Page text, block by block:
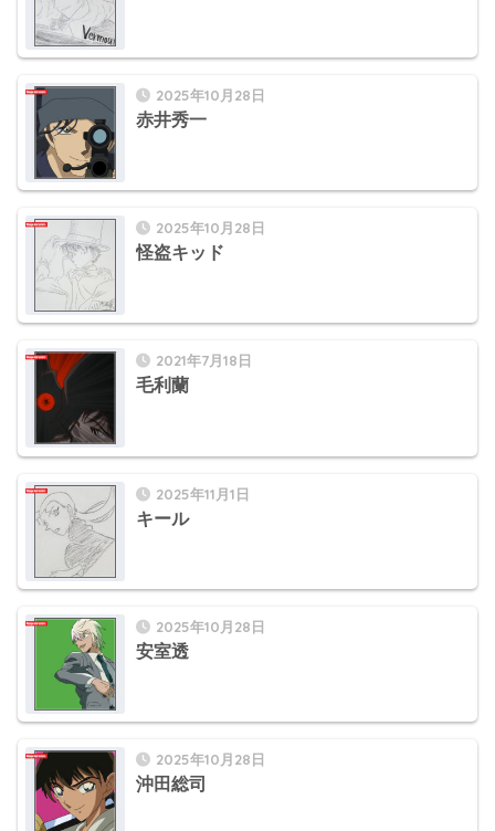
2025年10月28日
赤井秀一
2025年10月28日
怪盗キッド
2021年7月18日
毛利蘭
2025年11月1日
キール
2025年10月28日
安室透
2025年10月28日
沖田総司